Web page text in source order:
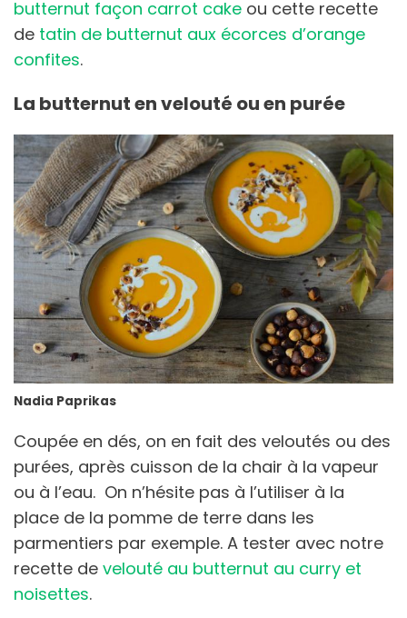
butternut façon carrot cake ou cette recette
de tatin de butternut aux écorces d’orange
confites.
La butternut en velouté ou en purée
Nadia Paprikas
Coupée en dés, on en fait des veloutés ou des
purées, après cuisson de la chair à la vapeur
ou à l’eau. On n’hésite pas à l’utiliser à la
place de la pomme de terre dans les
parmentiers par exemple. A tester avec notre
recette de velouté au butternut au curry et
noisettes.